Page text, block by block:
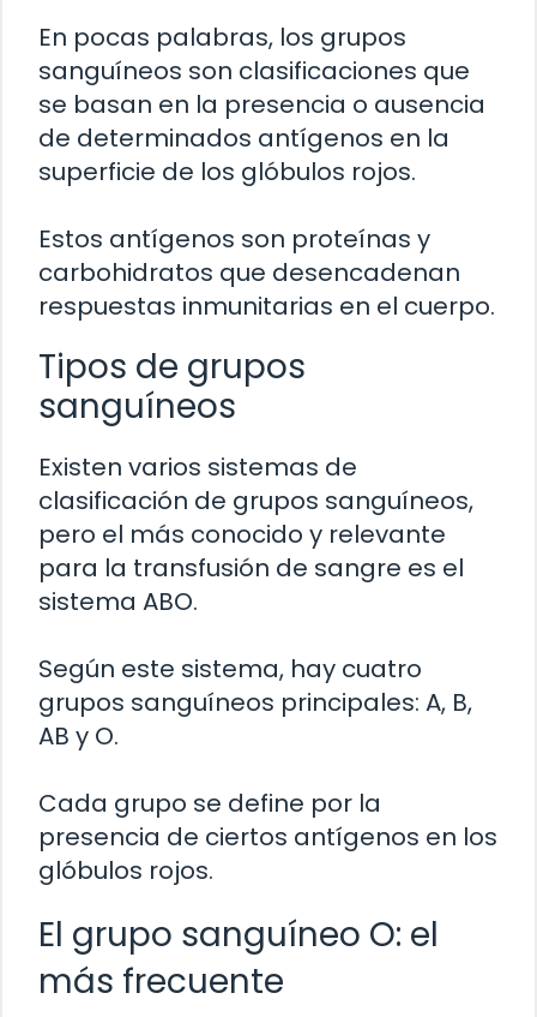
En pocas palabras, los grupos
sanguíneos son clasificaciones que
se basan en la presencia o ausencia
de determinados antígenos en la
superficie de los glóbulos rojos.
Estos antígenos son proteínas y
carbohidratos que desencadenan
respuestas inmunitarias en el cuerpo.
Tipos de grupos
sanguíneos
Existen varios sistemas de
clasificación de grupos sanguíneos,
pero el más conocido y relevante
para la transfusión de sangre es el
sistema ABO.
Según este sistema, hay cuatro
grupos sanguíneos principales: A, B,
AB y O.
Cada grupo se define por la
presencia de ciertos antígenos en los
glóbulos rojos.
El grupo sanguíneo O: el
más frecuente